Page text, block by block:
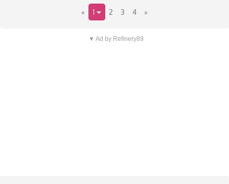
« 1 2 3 4 »
▼ Ad by Refinery89